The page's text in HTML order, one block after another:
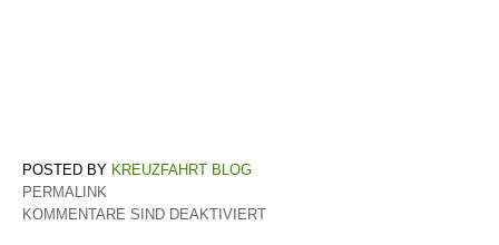
KREUZFAHRT BLOG
PERMALINK
KOMMENTARE SIND DEAKTIVIERT